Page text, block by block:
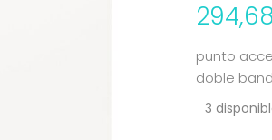
294,68
punto
doble
3